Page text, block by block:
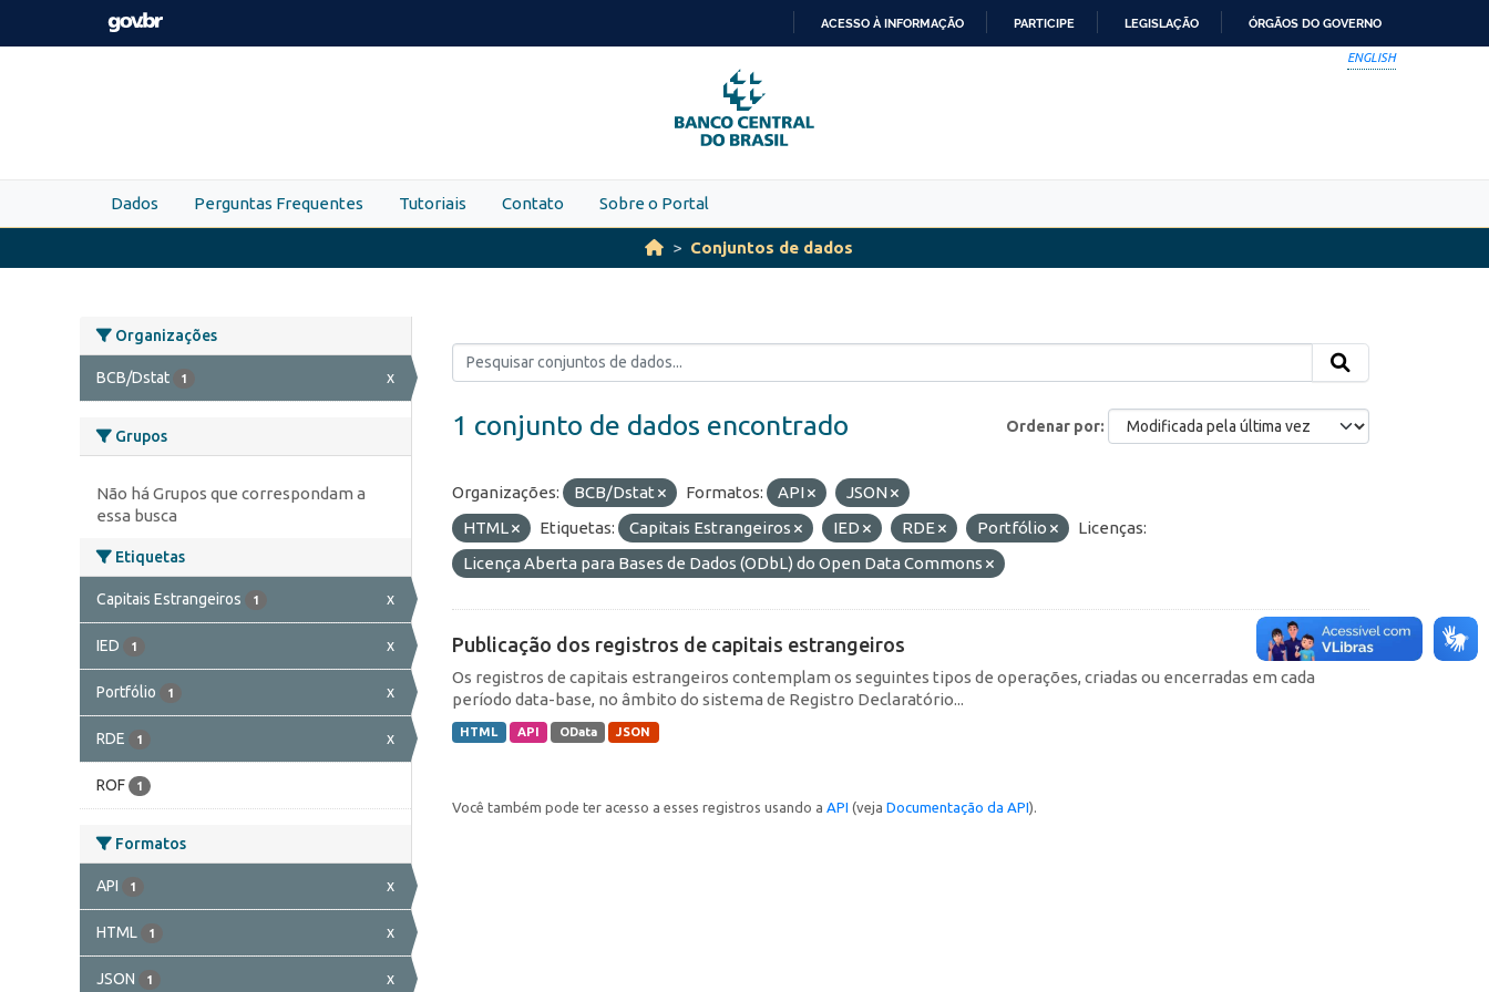
Skip to main content
PARA
O
CONTEÚDO
ACESSO À INFORMAÇÃO PARTICIPE LEGISLAÇÃO ÓRGÃOS DO GOVERNO
ENGLISH
Dados Perguntas Frequentes Tutoriais Contato Sobre o Portal
Conjuntos de dados
Organizações
BCB/Dstat 1 x
Grupos
Não há Grupos que correspondam a
essa busca
Etiquetas
Capitais Estrangeiros 1 x
IED 1 x
Portfólio 1 x
RDE 1 x
ROF 1
Formatos
API 1 x
HTML 1 x
JSON 1 x
Ordenar por
1 conjunto de dados encontrado
Organizações: BCB/Dstat Formatos: API
JSON
HTML
Etiquetas: Capitais Estrangeiros IED RDE Portfólio
Licenças:
Licença Aberta para Bases de Dados (ODbL) do Open Data Commons
Publicação dos registros de capitais estrangeiros
Os registros de capitais estrangeiros contemplam os seguintes tipos de operações, criadas ou encerradas em cada
período data-base, no âmbito do sistema de Registro Declaratório...
HTML API OData JSON
Você também pode ter acesso a esses registros usando a API (veja Documentação da API).